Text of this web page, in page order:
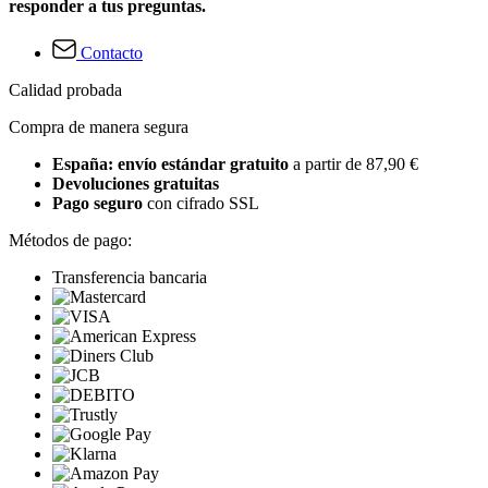
responder a tus preguntas.
Contacto
Calidad probada
Compra de manera segura
España: envío estándar gratuito a partir de 87,90 €
Devoluciones gratuitas
Pago seguro con cifrado SSL
Métodos de pago:
Transferencia bancaria